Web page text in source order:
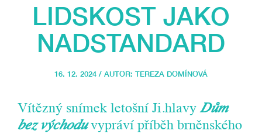
LIDSKOST JAKO
NADSTANDARD
16. 12. 2024 / AUTOR: TEREZA DOMÍNOVÁ
Vítězný snímek letošní Ji.hlavyDům
bez východuvypráví příběh brněnského